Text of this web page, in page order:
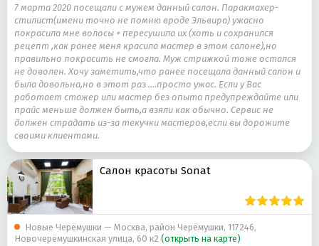
7 марта 2020 посещали с мужем данный салон. Паракмахер-
стилист(имени точно не помню вроде Эльвира) ужасно
покрасила мне волосы + пересушила их (хоть и сохранился
рецепт ,как ранее меня красила мастер в этом салоне),но
правильно покрасить не смогла. Муж стрижкой тоже остался
не доволен. Хочу заметить,что ранее посещала данный салон и
была довольна,но в этот раз ....просто ужас. Если у Вас
работает стажер или мастер без опыта предупреждайте или
прайс меньше должен быть,а взяли как обычно. Сервис не
должен страдать из-за текучки мастеров,если вы дорожите
своими клиентами.
Салон красоты Sonat
Новые Черёмушки — Москва, район Черёмушки, 117246,
Новочерёмушкинская улица, 60 к2 (открыть на карте)